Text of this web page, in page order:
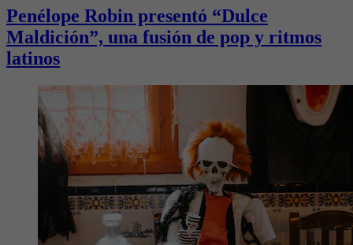
Penélope Robin presentó “Dulce
Maldición”, una fusión de pop y ritmos
latinos